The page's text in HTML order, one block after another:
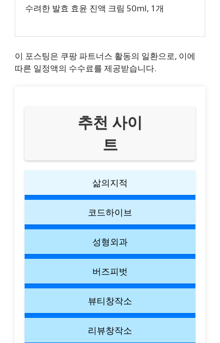
수려한 발효 효윤 진액 크림 50ml, 1개
이 포스팅은 쿠팡 파트너스 활동의 일환으로, 이에
따른 일정액의 수수료를 제공받습니다.
추천 사이
트
삶의지적
코드하이브
성형외과
버즈피벗
뷰티창작소
리뷰창작소